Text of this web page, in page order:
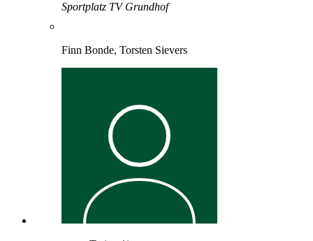
Sportplatz TV Grundhof
Finn Bonde, Torsten Sievers